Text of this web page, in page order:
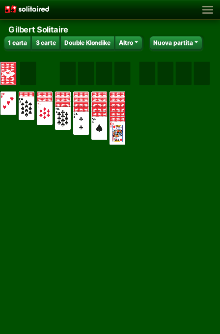
Gilbert Solitaire
1 carta 3 carte Double Klondike Altro Nuova partita